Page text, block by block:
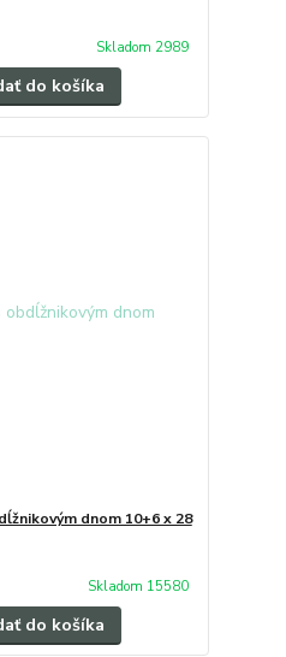
Skladom 2989
do košíka
dnom 10+6 x 28
Skladom 15580
do košíka